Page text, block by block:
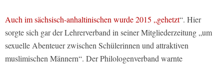
Auch im sächsisch-anhaltinischen wurde 2015 „gehetzt“. Hier
sorgte sich gar der Lehrerverband in seiner Mitgliederzeitung „um
sexuelle Abenteuer zwischen Schülerinnen und attraktiven
muslimischen Männern“. Der Philologenverband warnte